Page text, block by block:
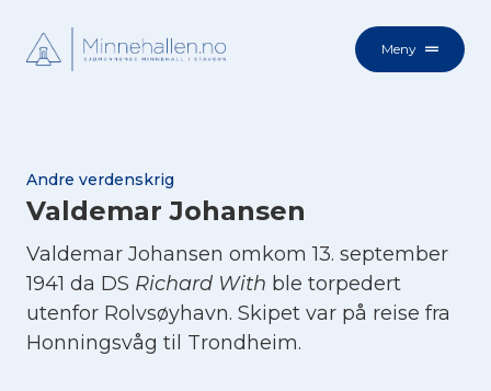
Meny
Andre verdenskrig
Valdemar Johansen
Valdemar Johansen omkom 13. september
1941 da DS Richard With ble torpedert
utenfor Rolvsøyhavn. Skipet var på reise fra
Honningsvåg til Trondheim.